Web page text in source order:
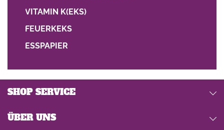
VITAMIN K(EKS)
FEUERKEKS
ESSPAPIER
SHOP SERVICE
ÜBER UNS